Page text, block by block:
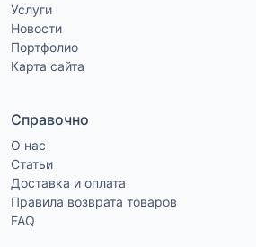
Услуги
Новости
Портфолио
Карта сайта
Справочно
О нас
Статьи
Доставка и оплата
Правила возврата товаров
FAQ